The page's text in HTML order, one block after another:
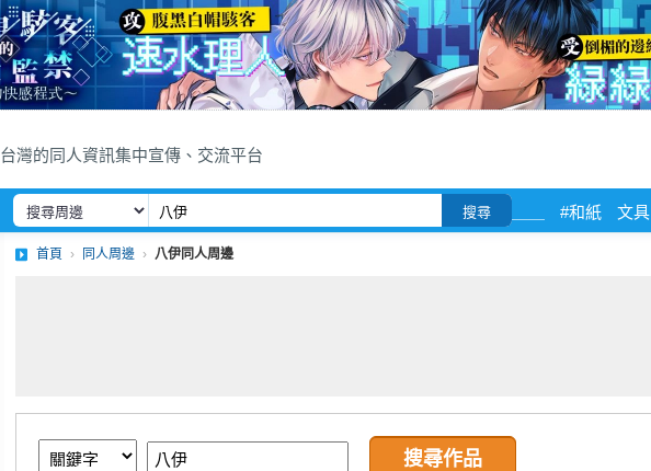
台灣的同人資訊集中宣傳、交流平台
搜尋 #和紙 文具
首頁 同人周邊 八伊同人周邊